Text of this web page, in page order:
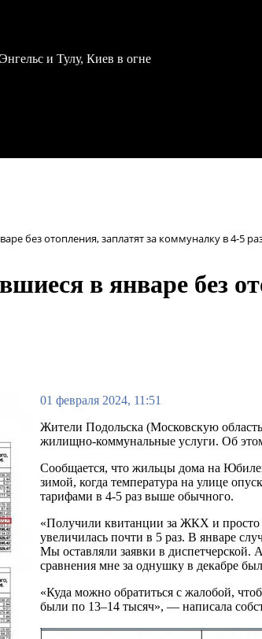
и Тулу, Киев в огне
без отопления, заплатят за коммуналку в 4-5
в январе без
01 февраля 2024, 11:51
Жители Подольска (Московскую
жилищно-коммунальные услуги. Об
Сообщается, что жильцы дома на
зимой, когда температура на улице
тарифами в 4-5 раз выше обычного.
«Получили квитанции за ЖКХ и
увеличилась почти в 5 раз. В январе
Мы оставляли заявки в
сравнения мне за однушку в декабре
«Куда можно обратиться с жалобой,
были по 13–14 тысяч», — написала